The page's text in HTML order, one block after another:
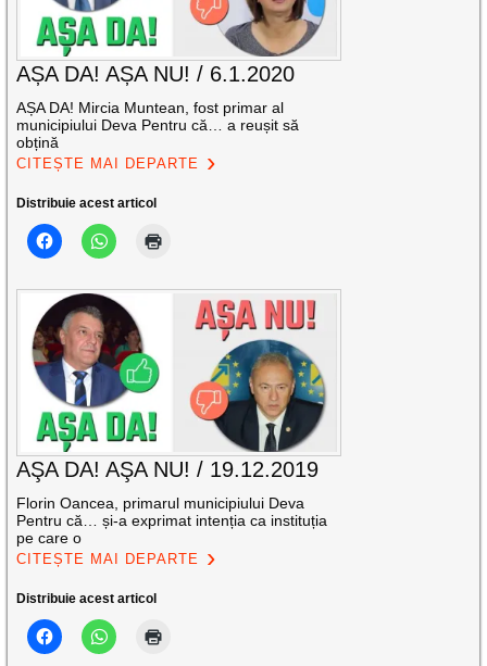
AȘA DA! AȘA NU! / 6.1.2020
AȘA DA! Mircia Muntean, fost primar al
municipiului Deva Pentru că… a reușit să
obțină
CITEȘTE MAI DEPARTE
Distribuie acest articol
AŞA DA! AŞA NU! / 19.12.2019
Florin Oancea, primarul municipiului Deva
Pentru că… și-a exprimat intenția ca instituția
pe care o
CITEȘTE MAI DEPARTE
Distribuie acest articol